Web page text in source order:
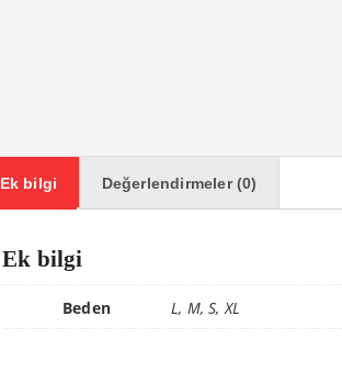
Ek bilgi Değerlendirmeler (0)
Ek bilgi
Beden L, M, S, XL